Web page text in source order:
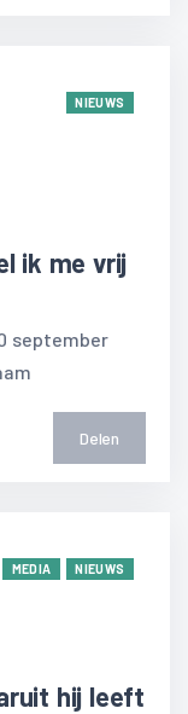
NIEUWS
ik me vrij
september
Delen
MEDIA NIEUWS
hij leeft